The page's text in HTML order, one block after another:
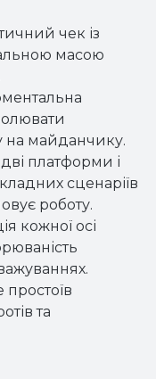
чек із
масою
на майданчику.
платформи і
сценаріїв
роботу.
кожної осі
та